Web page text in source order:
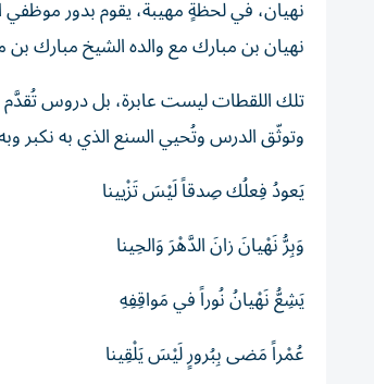
نهيان، في لحظةٍ مهيبة، يقوم بدور
نهيان بن مبارك مع والده الشيخ مبارك بن
تلك اللقطات ليست عابرة، بل دروس تُقدَّم
وتوثّق الدرس وتُحيي السنع الذي به نكبر
يَعودُ فِعلُك صِدقاً لَيْسَ تَزْيينا
وَبِرُّ نَهْيانَ زانَ الدَّهْرَ وَالحِينا
يَشِعُّ نَهْيانُ نُوراً في مَواقِفِهِ
عُمْراً مَضى بِبُرورٍ لَيْسَ يَلْقِينا